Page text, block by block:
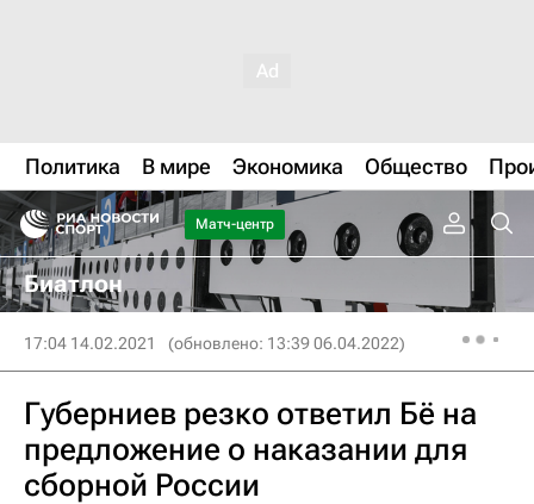
Политика В мире Экономика Общество
Матч-центр
Биатлон
17:04 14.02.2021 (обновлено: 13:39 06.04.2022)
Губерниев резко ответил Бё на
предложение о наказании для
сборной России